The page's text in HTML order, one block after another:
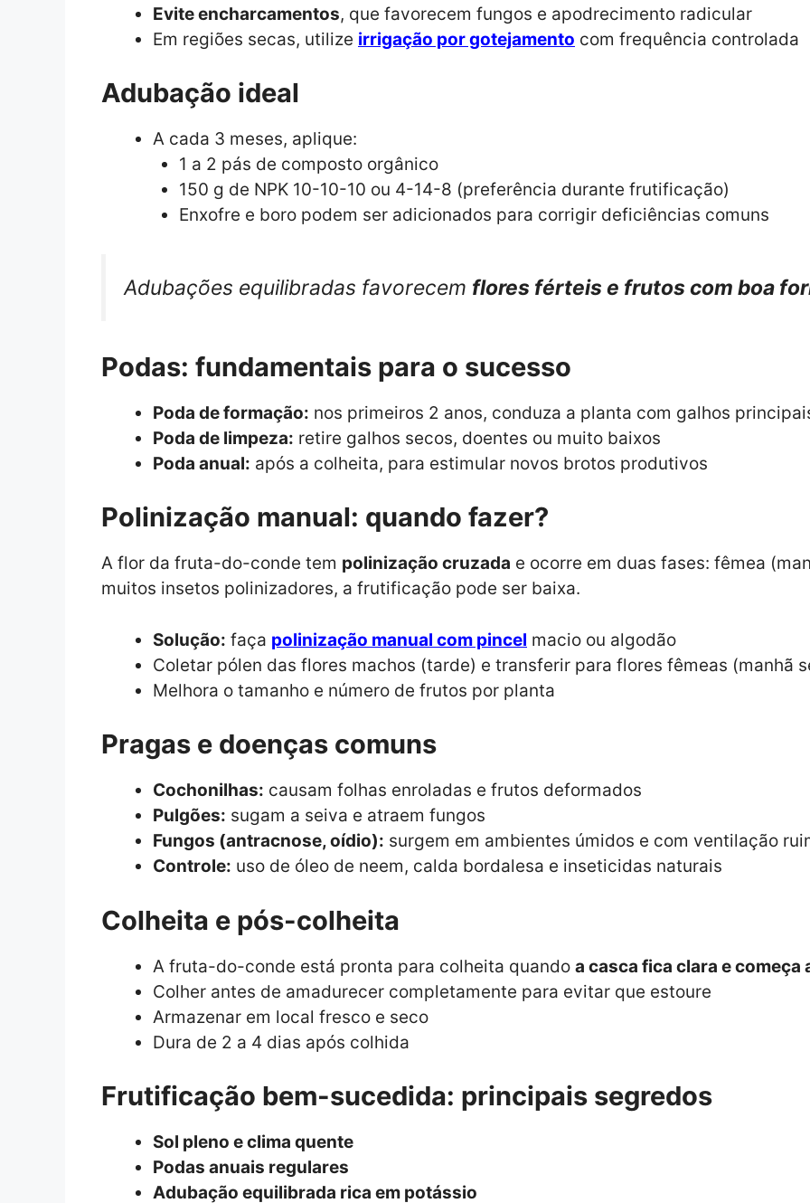
Evite encharcamentos, que favorecem fungos e apodrecimento radicular
Em regiões secas, utilize irrigação por gotejamento com frequência controlada
Adubação ideal
A cada 3 meses, aplique:
1 a 2 pás de composto orgânico
150 g de NPK 10-10-10 ou 4-14-8 (preferência durante frutificação)
Enxofre e boro podem ser adicionados para corrigir deficiências comuns
Adubações equilibradas favorecem flores férteis e frutos com boa
Podas: fundamentais para o sucesso
Poda de formação: nos primeiros 2 anos, conduza a planta com galhos
Poda de limpeza: retire galhos secos, doentes ou muito baixos
Poda anual: após a colheita, para estimular novos brotos produtivos
Polinização manual: quando fazer?
A flor da fruta-do-conde tem polinização cruzada e ocorre em duas fases: fêmea
muitos insetos polinizadores, a frutificação pode ser baixa.
Solução: faça polinização manual com pincel macio ou algodão
Coletar pólen das flores machos (tarde) e transferir para flores fêmeas (manhã
Melhora o tamanho e número de frutos por planta
Pragas e doenças comuns
Cochonilhas: causam folhas enroladas e frutos deformados
Pulgões: sugam a seiva e atraem fungos
Fungos (antracnose, oídio): surgem em ambientes úmidos e com ventilação
Controle: uso de óleo de neem, calda bordalesa e inseticidas naturais
Colheita e pós-colheita
A fruta-do-conde está pronta para colheita quando a casca fica clara e começa
Colher antes de amadurecer completamente para evitar que estoure
Armazenar em local fresco e seco
Dura de 2 a 4 dias após colhida
Frutificação bem-sucedida: principais segredos
Sol pleno e clima quente
Podas anuais regulares
Adubação equilibrada rica em potássio